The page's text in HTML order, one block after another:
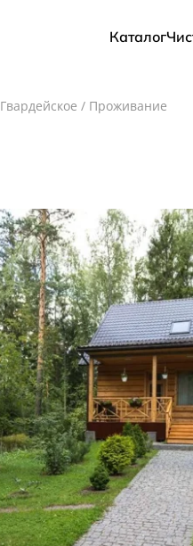
Каталог
Гвардейское / Проживание